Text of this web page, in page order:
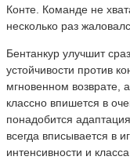
Конте. Команде не
несколько раз
Бентанкур улучшит
устойчивости против
мгновенном возврате,
классно впишется в
понадобится
всегда вписывается в
интенсивности и